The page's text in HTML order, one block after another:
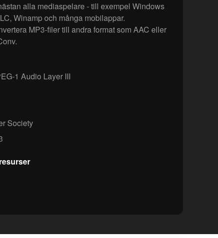
alla mediaspelare - till exempel Windows
Winamp och många mobilappar.
MP3-filer till andra format som AAC eller
1 Audio Layer III
Society